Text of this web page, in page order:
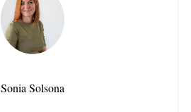
Sonia Solsona